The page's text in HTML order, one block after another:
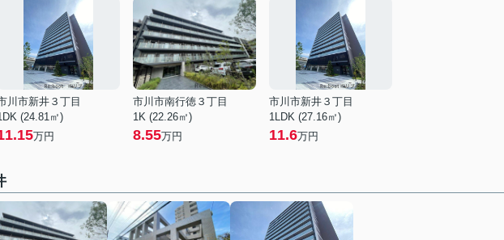
川市新井３丁目
(24.81㎡)
万円
市川市南行徳３丁目
1K (22.26㎡)
8.55万円
市川市新井３丁目
1LDK (27.16㎡)
11.6万円